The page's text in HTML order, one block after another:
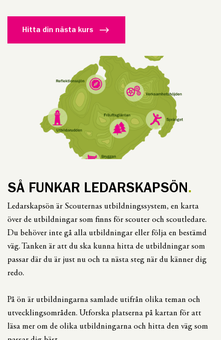
Hitta din nästa kurs
SÅ FUNKAR LEDARSKAPSÖN
Ledarskapsön är Scouternas utbildningssystem, en karta
över de utbildningar som finns för scouter och scoutledare.
Du behöver inte gå alla utbildningar eller följa en bestämd
väg. Tanken är att du ska kunna hitta de utbildningar som
passar där du är just nu och ta nästa steg när du känner dig
redo.
På ön är utbildningarna samlade utifrån olika teman och
utvecklingsområden. Utforska platserna på kartan för att
läsa mer om de olika utbildningarna och hitta den väg som